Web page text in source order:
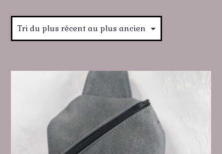
récent
au